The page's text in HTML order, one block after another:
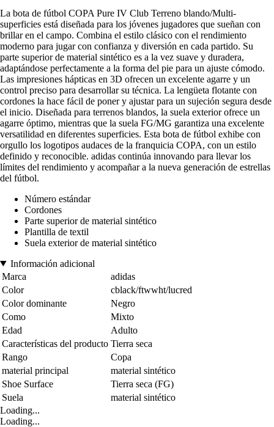
La bota de fútbol COPA Pure IV Club Terreno blando/Multi-
superficies está diseñada para los jóvenes jugadores que sueñan con
brillar en el campo. Combina el estilo clásico con el rendimiento
moderno para jugar con confianza y diversión en cada partido. Su
parte superior de material sintético es a la vez suave y duradera,
adaptándose perfectamente a la forma del pie para un ajuste cómodo.
Las impresiones hápticas en 3D ofrecen un excelente agarre y un
control preciso para desarrollar su técnica. La lengüeta flotante con
cordones la hace fácil de poner y ajustar para un sujeción segura desde
el inicio. Diseñada para terrenos blandos, la suela exterior ofrece un
agarre óptimo, mientras que la suela FG/MG garantiza una excelente
versatilidad en diferentes superficies. Esta bota de fútbol exhibe con
orgullo los logotipos audaces de la franquicia COPA, con un estilo
definido y reconocible. adidas continúa innovando para llevar los
límites del rendimiento y acompañar a la nueva generación de estrellas
del fútbol.
Número estándar
Cordones
Parte superior de material sintético
Plantilla de textil
Suela exterior de material sintético
Información adicional
Marca
adidas
Color
cblack/ftwwht/lucred
Color dominante
Negro
Como
Mixto
Edad
Adulto
Características del producto Tierra seca
Rango
Copa
material principal
material sintético
Shoe Surface
Tierra seca (FG)
Suela
material sintético
Loading...
Loading...